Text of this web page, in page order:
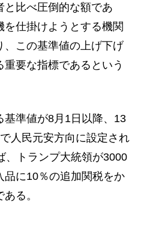
比べ圧倒的な額であ
を仕掛けようとする機関
、この基準値の上げ下げ
要な指標であるという
準値が8月1日以降、13
人民元安方向に設定され
、トランプ大統領が3000
品に10％の追加関税をか
る。